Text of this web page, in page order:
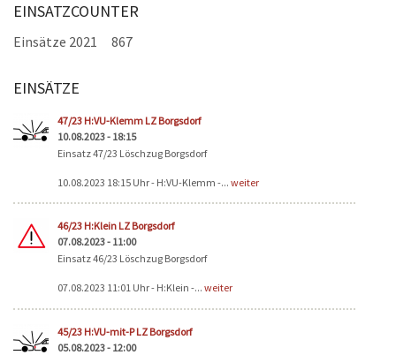
EINSATZCOUNTER
Einsätze 2021 867
EINSÄTZE
47/23 H:VU-Klemm LZ Borgsdorf
10.08.2023 - 18:15
Einsatz 47/23 Löschzug Borgsdorf
10.08.2023 18:15 Uhr - H:VU-Klemm -... weiter
46/23 H:Klein LZ Borgsdorf
07.08.2023 - 11:00
Einsatz 46/23 Löschzug Borgsdorf
07.08.2023 11:01 Uhr - H:Klein -... weiter
45/23 H:VU-mit-P LZ Borgsdorf
05.08.2023 - 12:00
Seiten